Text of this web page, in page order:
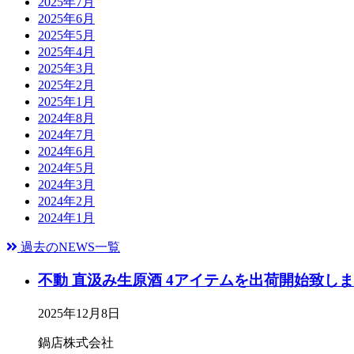
2025年6月
2025年5月
2025年4月
2025年3月
2025年2月
2025年1月
2024年8月
2024年7月
2024年6月
2024年5月
2024年3月
2024年2月
2024年1月
過去のNEWS一覧
不動 直汲み生原酒 4アイテムを出荷開始致し
2025年12月8日
鍋店株式会社